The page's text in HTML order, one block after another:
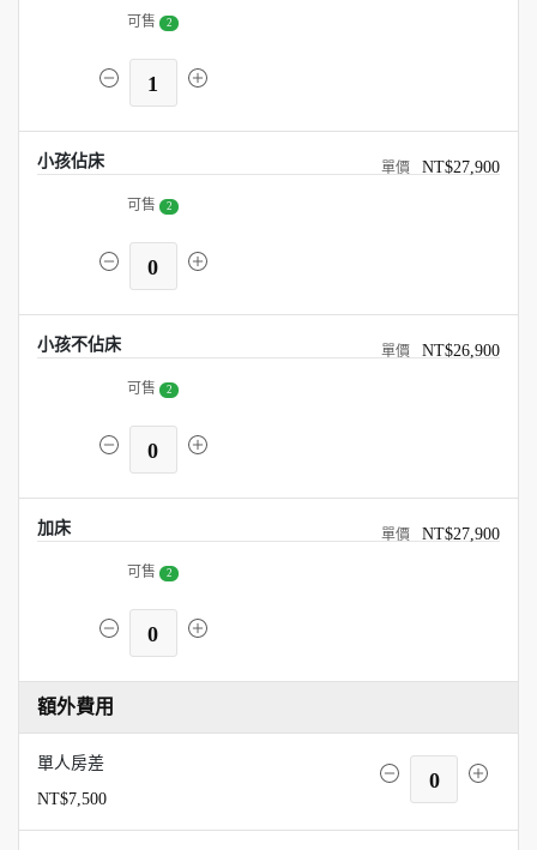
可售 2
1
小孩佔床 NT$27,900
可售 2
0
小孩不佔床 NT$26,900
可售 2
0
加床 NT$27,900
可售 2
0
額外費用
單人房差
NT$7,500
0